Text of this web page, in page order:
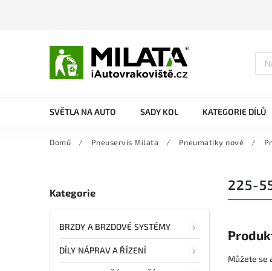
SVĚTLA NA AUTO SADY KOL KATEGORIE DÍLŮ
Domů / Pneuservis Milata / Pneumatiky nové /
Kategorie
BRZDY A BRZDOVÉ SYSTÉMY
DÍLY NÁPRAV A ŘÍZENÍ
225-
Můžete se